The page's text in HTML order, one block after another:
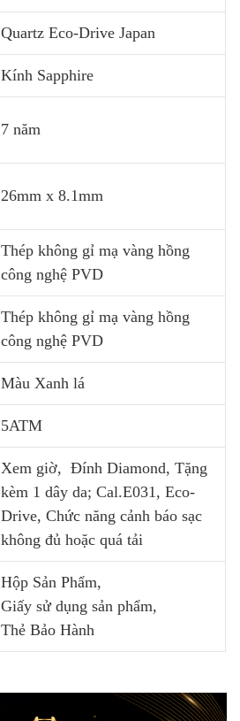
Quartz Eco-Drive Japan
Kính Sapphire
7 năm
26mm x 8.1mm
Thép không gỉ mạ vàng hồng
công nghệ PVD
Thép không gỉ mạ vàng hồng
công nghệ PVD
Màu Xanh lá
5ATM
Xem giờ, Đính Diamond, Tặng
kèm 1 dây da; Cal.E031, Eco-
Drive, Chức năng cảnh báo sạc
không đủ hoặc quá tải
Hộp Sản Phẩm,
Giấy sử dụng sản phẩm,
Thẻ Bảo Hành